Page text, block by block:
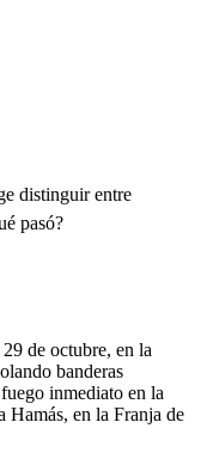
distinguir entre
pasó?
de octubre, en la
banderas
inmediato en la
Hamás, en la Franja de